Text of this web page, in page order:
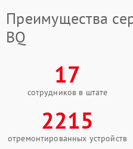
Преимущества
BQ
17
сотрудников в штате
2215
отремонтированных устройств